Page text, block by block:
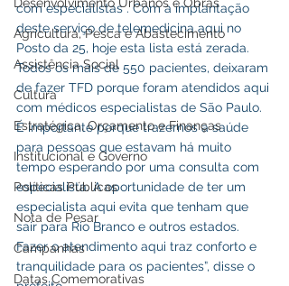
Agricultura, Pesca e Abastecimento
Assistência Social
Cultura
Estratégica, Orçamento e Finanças
Institucional e Governo
Políticas Públicas
Nota de Pesar
Campanhas
Datas Comemorativas
com especialistas . Com a implantação
deste serviço de telemedicina aqui no
Posto da 25, hoje esta lista está zerada.
Todos os mais de 550 pacientes, deixaram
de fazer TFD porque foram atendidos aqui
com médicos especialistas de São Paulo.
É importante porque trazemos a saúde
para pessoas que estavam há muito
tempo esperando por uma consulta com
especialista. A oportunidade de ter um
especialista aqui evita que tenham que
sair para Rio Branco e outros estados.
Fazer o atendimento aqui traz conforto e
tranquilidade para os pacientes”, disse o